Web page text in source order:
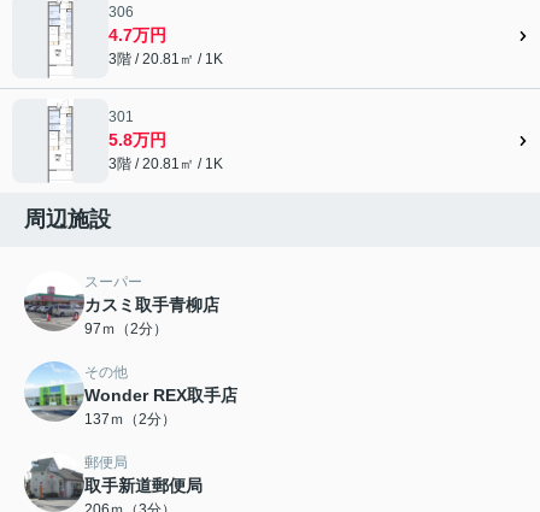
306
4.7万円
3階 / 20.81㎡ / 1K
301
5.8万円
3階 / 20.81㎡ / 1K
周辺施設
スーパー
カスミ取手青柳店
97ｍ（2分）
その他
Wonder REX取手店
137ｍ（2分）
郵便局
取手新道郵便局